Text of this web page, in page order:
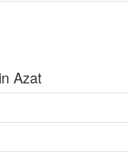
Azat